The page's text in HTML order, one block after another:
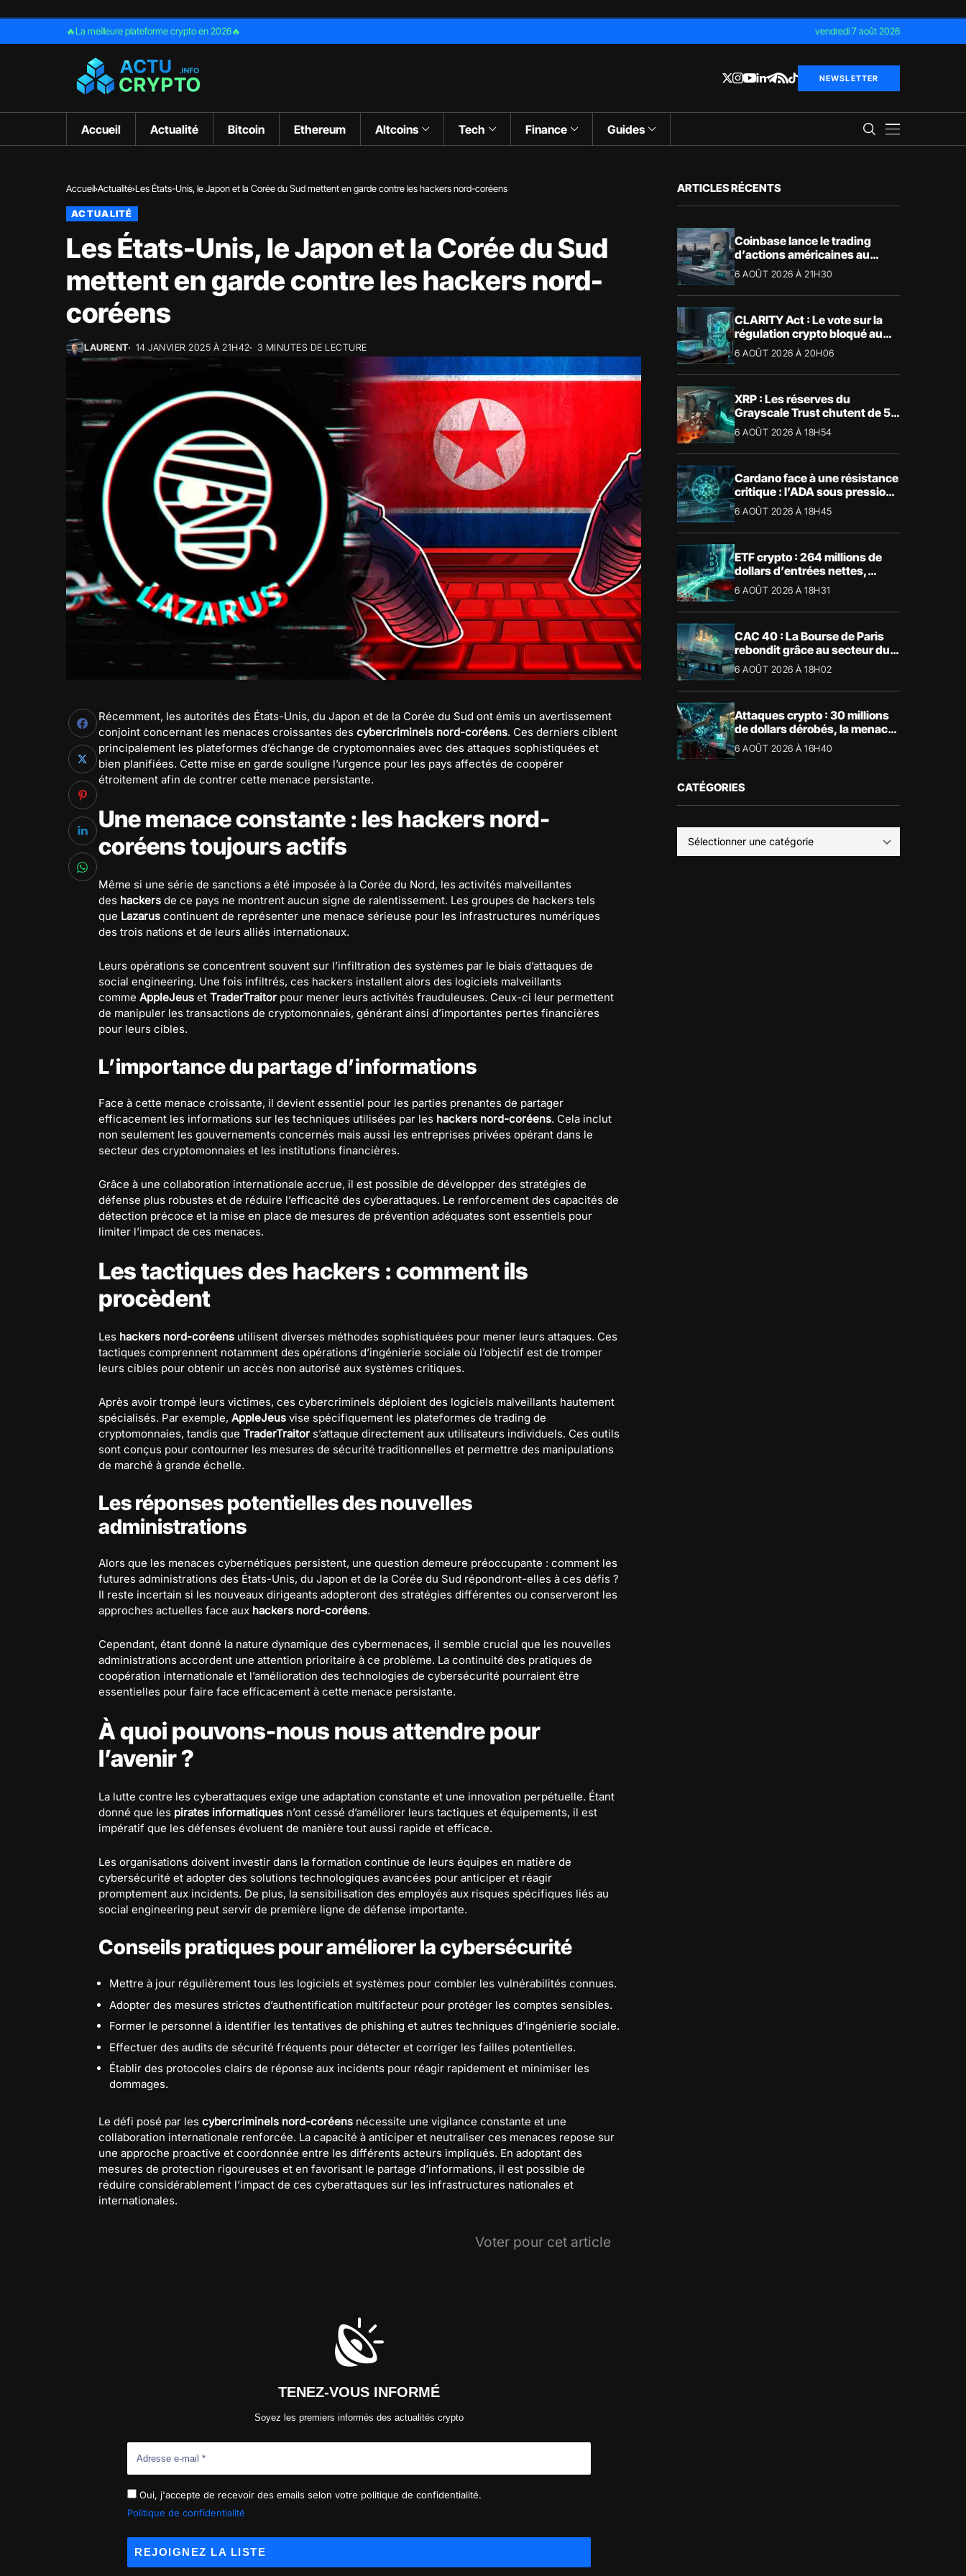
🔥La meilleure plateforme crypto en 2026🔥 vendredi 7 août 2026
NEWSLETTER
Accueil Actualité Bitcoin Ethereum Altcoins Tech Finance Guides
Accueil Actualité Les États-Unis, le Japon et la Corée du Sud mettent en garde contre les hackers nord-coréens
ACTUALITÉ
Les États-Unis, le Japon et la Corée du Sud
mettent en garde contre les hackers nord-
coréens
LAURENT 14 JANVIER 2025 À 21H42 3 MINUTES DE LECTURE
Récemment, les autorités des États-Unis, du Japon et de la Corée du Sud ont émis un avertissement
conjoint concernant les menaces croissantes des cybercriminels nord-coréens. Ces derniers ciblent
principalement les plateformes d’échange de cryptomonnaies avec des attaques sophistiquées et
bien planifiées. Cette mise en garde souligne l’urgence pour les pays affectés de coopérer
étroitement afin de contrer cette menace persistante.
Une menace constante : les hackers nord-
coréens toujours actifs
Même si une série de sanctions a été imposée à la Corée du Nord, les activités malveillantes
des hackers de ce pays ne montrent aucun signe de ralentissement. Les groupes de hackers tels
que Lazarus continuent de représenter une menace sérieuse pour les infrastructures numériques
des trois nations et de leurs alliés internationaux.
Leurs opérations se concentrent souvent sur l’infiltration des systèmes par le biais d’attaques de
social engineering. Une fois infiltrés, ces hackers installent alors des logiciels malveillants
comme AppleJeus et TraderTraitor pour mener leurs activités frauduleuses. Ceux-ci leur permettent
de manipuler les transactions de cryptomonnaies, générant ainsi d’importantes pertes financières
pour leurs cibles.
L’importance du partage d’informations
Face à cette menace croissante, il devient essentiel pour les parties prenantes de partager
efficacement les informations sur les techniques utilisées par les hackers nord-coréens. Cela inclut
non seulement les gouvernements concernés mais aussi les entreprises privées opérant dans le
secteur des cryptomonnaies et les institutions financières.
Grâce à une collaboration internationale accrue, il est possible de développer des stratégies de
défense plus robustes et de réduire l’efficacité des cyberattaques. Le renforcement des capacités de
détection précoce et la mise en place de mesures de prévention adéquates sont essentiels pour
limiter l’impact de ces menaces.
Les tactiques des hackers : comment ils
procèdent
Les hackers nord-coréens utilisent diverses méthodes sophistiquées pour mener leurs attaques. Ces
tactiques comprennent notamment des opérations d’ingénierie sociale où l’objectif est de tromper
leurs cibles pour obtenir un accès non autorisé aux systèmes critiques.
Après avoir trompé leurs victimes, ces cybercriminels déploient des logiciels malveillants hautement
spécialisés. Par exemple, AppleJeus vise spécifiquement les plateformes de trading de
cryptomonnaies, tandis que TraderTraitor s’attaque directement aux utilisateurs individuels. Ces outils
sont conçus pour contourner les mesures de sécurité traditionnelles et permettre des manipulations
de marché à grande échelle.
Les réponses potentielles des nouvelles
administrations
Alors que les menaces cybernétiques persistent, une question demeure préoccupante : comment les
futures administrations des États-Unis, du Japon et de la Corée du Sud répondront-elles à ces défis ?
Il reste incertain si les nouveaux dirigeants adopteront des stratégies différentes ou conserveront les
approches actuelles face aux hackers nord-coréens.
Cependant, étant donné la nature dynamique des cybermenaces, il semble crucial que les nouvelles
administrations accordent une attention prioritaire à ce problème. La continuité des pratiques de
coopération internationale et l’amélioration des technologies de cybersécurité pourraient être
essentielles pour faire face efficacement à cette menace persistante.
À quoi pouvons-nous nous attendre pour
l’avenir ?
La lutte contre les cyberattaques exige une adaptation constante et une innovation perpétuelle. Étant
donné que les pirates informatiques n’ont cessé d’améliorer leurs tactiques et équipements, il est
impératif que les défenses évoluent de manière tout aussi rapide et efficace.
Les organisations doivent investir dans la formation continue de leurs équipes en matière de
cybersécurité et adopter des solutions technologiques avancées pour anticiper et réagir
promptement aux incidents. De plus, la sensibilisation des employés aux risques spécifiques liés au
social engineering peut servir de première ligne de défense importante.
Conseils pratiques pour améliorer la cybersécurité
Mettre à jour régulièrement tous les logiciels et systèmes pour combler les vulnérabilités connues.
Adopter des mesures strictes d’authentification multifacteur pour protéger les comptes sensibles.
Former le personnel à identifier les tentatives de phishing et autres techniques d’ingénierie sociale.
Effectuer des audits de sécurité fréquents pour détecter et corriger les failles potentielles.
Établir des protocoles clairs de réponse aux incidents pour réagir rapidement et minimiser les
dommages.
Le défi posé par les cybercriminels nord-coréens nécessite une vigilance constante et une
collaboration internationale renforcée. La capacité à anticiper et neutraliser ces menaces repose sur
une approche proactive et coordonnée entre les différents acteurs impliqués. En adoptant des
mesures de protection rigoureuses et en favorisant le partage d’informations, il est possible de
réduire considérablement l’impact de ces cyberattaques sur les infrastructures nationales et
internationales.
Voter pour cet article
TENEZ-VOUS INFORMÉ
Soyez les premiers informés des actualités crypto
Oui, j'accepte de recevoir des emails selon votre politique de confidentialité.
Politique de confidentialité
ARTICLES RÉCENTS
Coinbase lance le trading
d’actions américaines au
Royaume-Uni
6 AOÛT 2026 À 21H30
CLARITY Act : Le vote sur la
régulation crypto bloqué au
Sénat américain
6 AOÛT 2026 À 20H06
XRP : Les réserves du
Grayscale Trust chutent de 55
% suite aux rachats
6 AOÛT 2026 À 18H54
Cardano face à une résistance
critique : l’ADA sous pression
technique
6 AOÛT 2026 À 18H45
ETF crypto : 264 millions de
dollars d’entrées nettes,
Bitcoin et Ethereum dominent
6 AOÛT 2026 À 18H31
CAC 40 : La Bourse de Paris
rebondit grâce au secteur du
luxe
6 AOÛT 2026 À 18H02
Attaques crypto : 30 millions
de dollars dérobés, la menace
devient physique
6 AOÛT 2026 À 16H40
CATÉGORIES